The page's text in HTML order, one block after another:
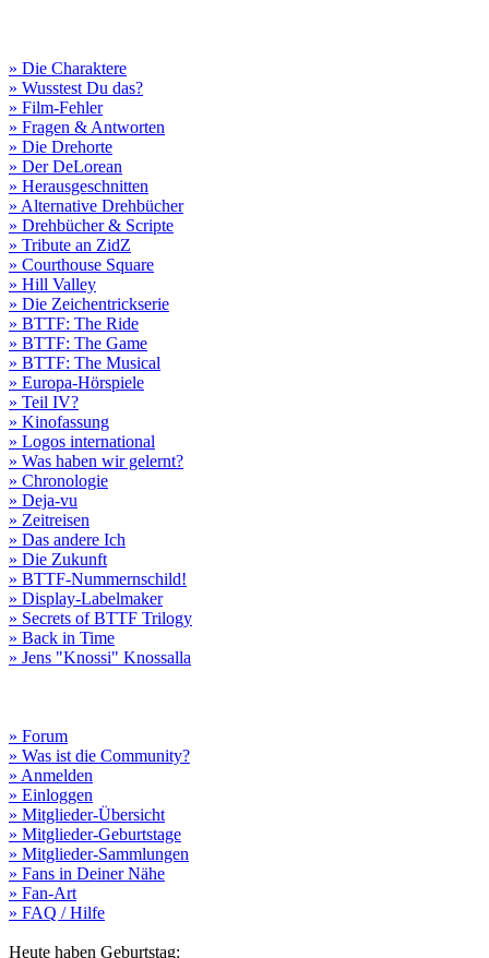
» Die Charaktere
» Wusstest Du das?
» Film-Fehler
» Fragen & Antworten
» Die Drehorte
» Der DeLorean
» Herausgeschnitten
» Alternative Drehbücher
» Drehbücher & Scripte
» Tribute an ZidZ
» Courthouse Square
» Hill Valley
» Die Zeichentrickserie
» BTTF: The Ride
» BTTF: The Game
» BTTF: The Musical
» Europa-Hörspiele
» Teil IV?
» Kinofassung
» Logos international
» Was haben wir gelernt?
» Chronologie
» Deja-vu
» Zeitreisen
» Das andere Ich
» Die Zukunft
» BTTF-Nummernschild!
» Display-Labelmaker
» Secrets of BTTF Trilogy
» Back in Time
» Jens "Knossi" Knossalla
» Forum
» Was ist die Community?
» Anmelden
» Einloggen
» Mitglieder-Übersicht
» Mitglieder-Geburtstage
» Mitglieder-Sammlungen
» Fans in Deiner Nähe
» Fan-Art
» FAQ / Hilfe
Heute haben Geburtstag: